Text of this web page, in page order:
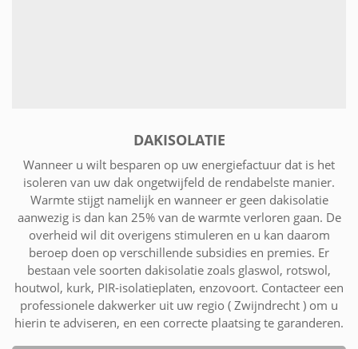
DAKISOLATIE
Wanneer u wilt besparen op uw energiefactuur dat is het
isoleren van uw dak ongetwijfeld de rendabelste manier.
Warmte stijgt namelijk en wanneer er geen dakisolatie
aanwezig is dan kan 25% van de warmte verloren gaan. De
overheid wil dit overigens stimuleren en u kan daarom
beroep doen op verschillende subsidies en premies. Er
bestaan vele soorten dakisolatie zoals glaswol, rotswol,
houtwol, kurk, PIR-isolatieplaten, enzovoort. Contacteer een
professionele dakwerker uit uw regio ( Zwijndrecht ) om u
hierin te adviseren, en een correcte plaatsing te garanderen.